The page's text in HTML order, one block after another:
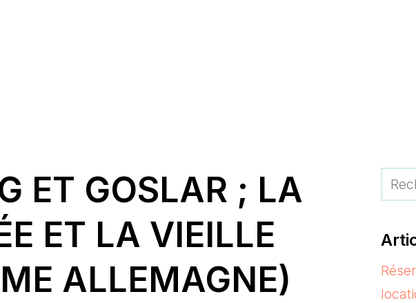
ET GOSLAR ; LA
ET LA VIEILLE
ALLEMAGNE)